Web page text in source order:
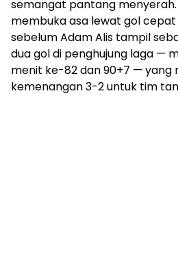
semangat pantang
membuka asa lewat gol
sebelum Adam Alis tampil
dua gol di penghujung laga —
menit ke-82 dan 90+7 — yang
kemenangan 3-2 untuk tim